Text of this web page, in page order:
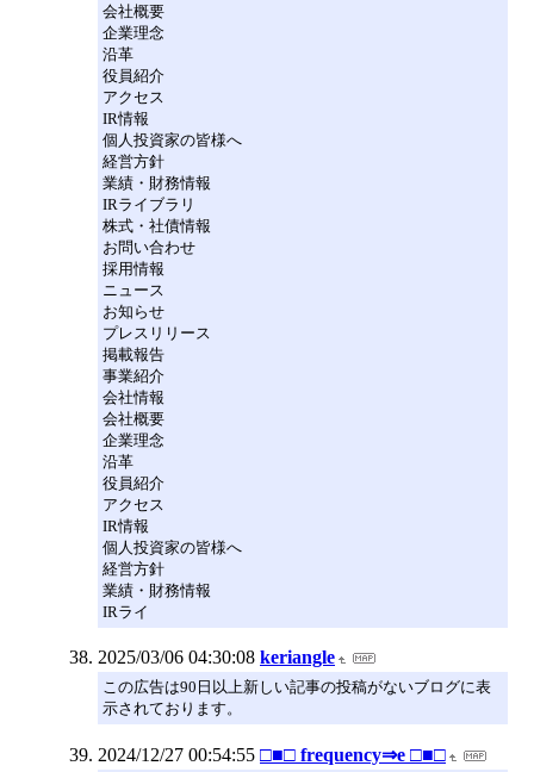
会社概要
企業理念
沿革
役員紹介
アクセス
IR情報
個人投資家の皆様へ
経営方針
業績・財務情報
IRライブラリ
株式・社債情報
お問い合わせ
採用情報
ニュース
お知らせ
プレスリリース
掲載報告
事業紹介
会社情報
会社概要
企業理念
沿革
役員紹介
アクセス
IR情報
個人投資家の皆様へ
経営方針
業績・財務情報
IRライ
2025/03/06 04:30:08 keriangle
この広告は90日以上新しい記事の投稿がないブログに表
示されております。
2024/12/27 00:54:55 □■□ frequency⇒e □■□